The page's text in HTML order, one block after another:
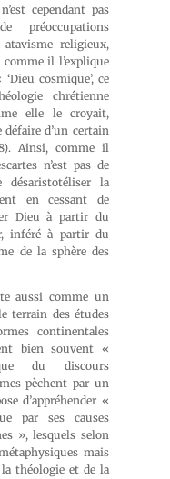
cependant pas
préoccupations
atavisme religieux,
il l’explique
cosmique’, ce
chrétienne
elle le croyait,
défaire d’un certain
Ainsi, comme il
n’est pas de
désaristotéliser la
en cessant de
Dieu à partir du
inféré à partir du
de la sphère des
aussi comme un
terrain des études
continentales
bien souvent «
du discours
pèchent par un
d’appréhender «
par ses causes
», lesquels selon
mais
théologie et de la